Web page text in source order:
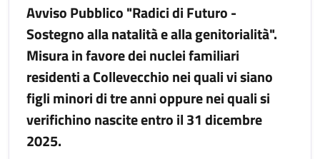
Avviso Pubblico "Radici di Futuro -
Sostegno alla natalità e alla genitorialità".
Misura in favore dei nuclei familiari
residenti a Collevecchio nei quali vi siano
figli minori di tre anni oppure nei quali si
verifichino nascite entro il 31 dicembre
2025.